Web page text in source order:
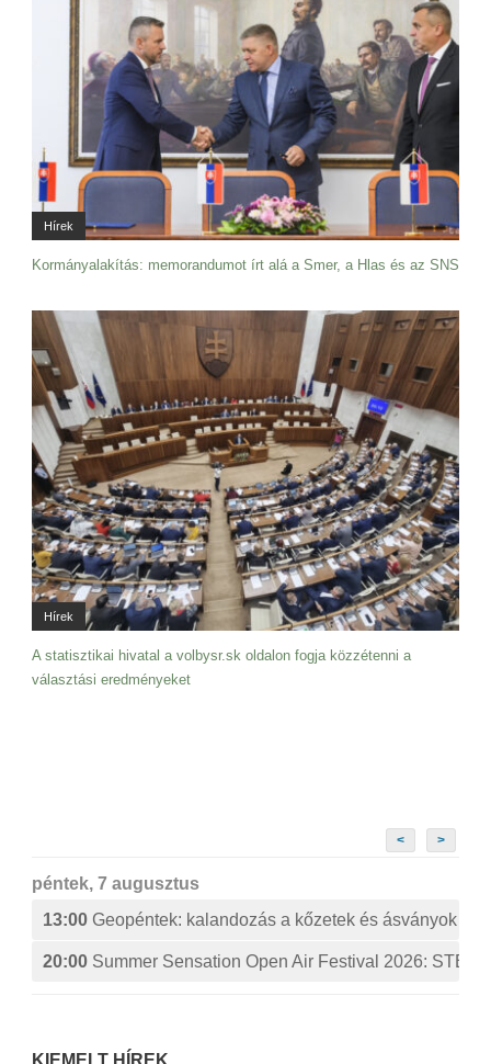
Hírek
Kormányalakítás: memorandumot írt alá a Smer, a Hlas és az SNS
Hírek
A statisztikai hivatal a volbysr.sk oldalon fogja közzétenni a
választási eredményeket
< >
péntek, 7 augusztus
13:00 Geopéntek: kalandozás a kőzetek és ásványok
20:00 Summer Sensation Open Air Festival 2026:
KIEMELT HÍREK